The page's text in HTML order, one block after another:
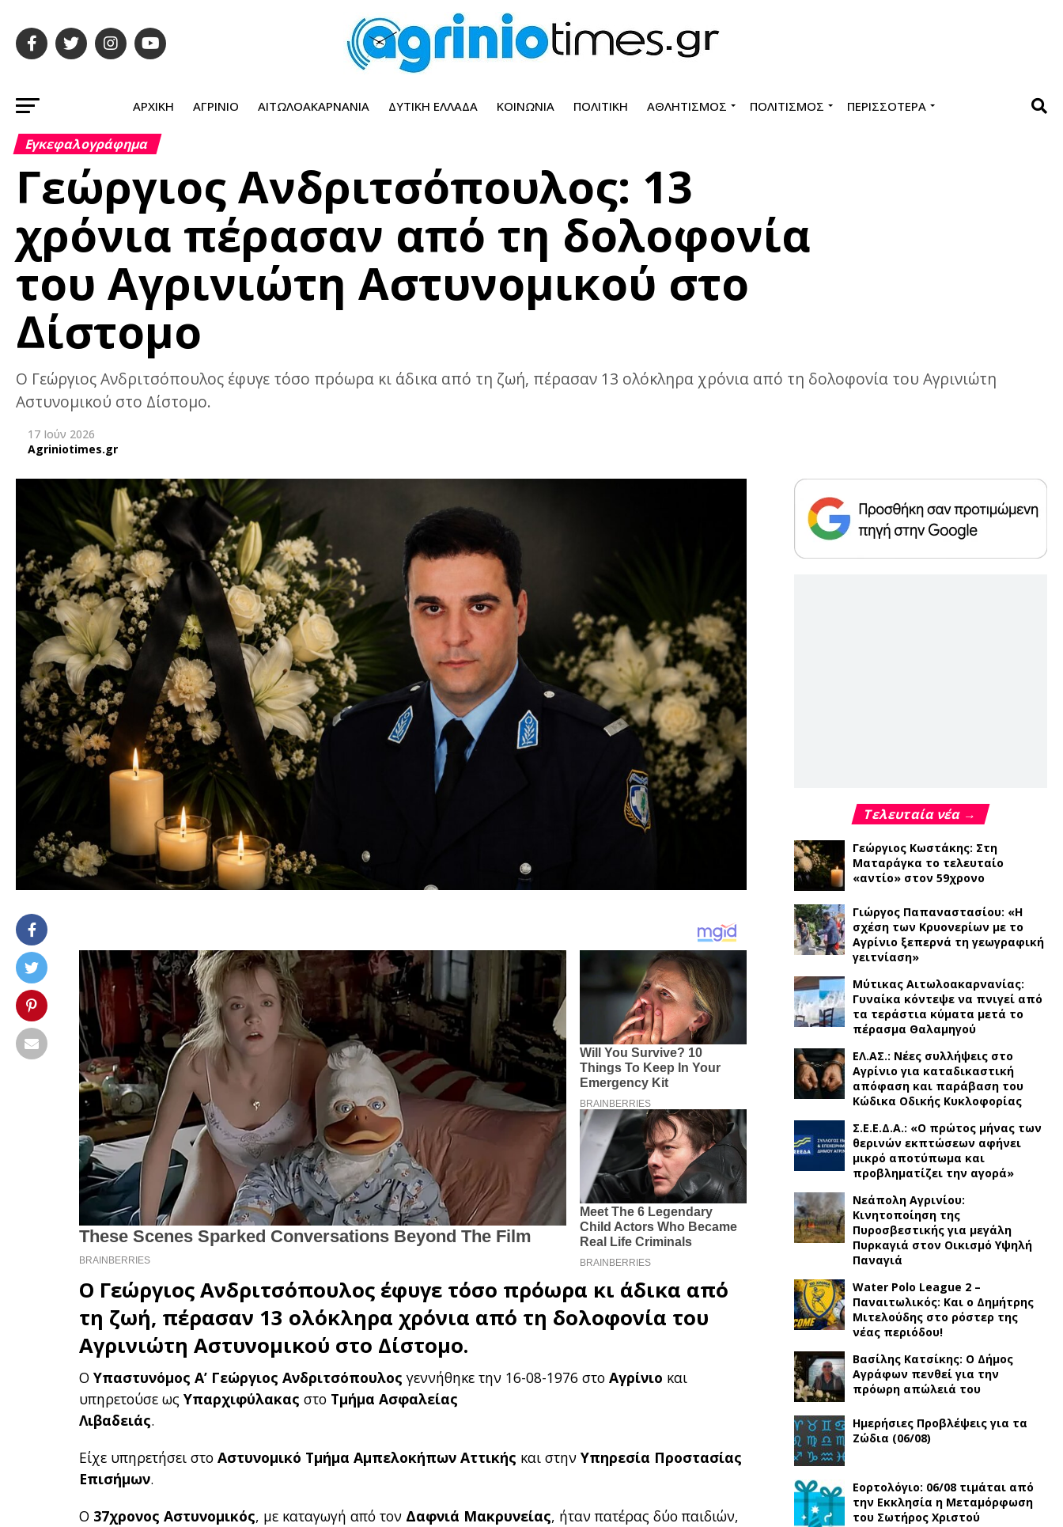
ΑΡΧΙΚΉ ΑΓΡΊΝΙΟ ΑΙΤΩΛΟΑΚΑΡΝΑΝΊΑ ΔΥΤΙΚΉ ΕΛΛΆΔΑ ΚΟΙΝΩΝΊΑ ΠΟΛΙΤΙΚΉ ΑΘΛΗΤΙΣΜΌΣ ΠΟΛΙΤΙΣΜΌΣ ΠΕΡΙΣΣΌΤΕΡΑ
Εγκεφαλογράφημα
Γεώργιος Ανδριτσόπουλος: 13
χρόνια πέρασαν από τη δολοφονία
του Αγρινιώτη Αστυνομικού στο
Δίστομο
Ο Γεώργιος Ανδριτσόπουλος έφυγε τόσο πρόωρα κι άδικα από τη ζωή, πέρασαν 13 ολόκληρα χρόνια από τη δολοφονία του Αγρινιώτη
Αστυνομικού στο Δίστομο.
17 Ιούν 2026
Agriniotimes.gr
Ο Γεώργιος Ανδριτσόπουλος έφυγε τόσο πρόωρα κι άδικα από
τη ζωή, πέρασαν 13 ολόκληρα χρόνια από τη δολοφονία του
ΑγρινιώτηΑστυνομικού στο Δίστομο.
ΟΥπαστυνόμος Α’ Γεώργιος Ανδριτσόπουλος γεννήθηκε την 16-08-1976 στοΑγρίνιο και
υπηρετούσε ωςΥπαρχιφύλακας στο Τμήμα Ασφαλείας
Λιβαδειάς.
Είχε υπηρετήσει στοΑστυνομικό Τμήμα Αμπελοκήπων Αττικής και στηνΥπηρεσία Προστασίας
Επισήμων.
Ο 37χρονος Αστυνομικός, με καταγωγή από τον Δαφνιά Μακρυνείας, ήταν πατέρας δύο παιδιών,
Τελευταία νέα →
Γεώργιος Κωστάκης: Στη
Ματαράγκα το τελευταίο
«αντίο» στον 59χρονο
Γιώργος Παπαναστασίου: «Η
σχέση των Κρυονερίων με το
Αγρίνιο ξεπερνά τη γεωγραφική
γειτνίαση»
Μύτικας Αιτωλοακαρνανίας:
Γυναίκα κόντεψε να πνιγεί από
τα τεράστια κύματα μετά το
πέρασμα Θαλαμηγού
ΕΛ.ΑΣ.: Νέες συλλήψεις στο
Αγρίνιο για καταδικαστική
απόφαση και παράβαση του
Κώδικα Οδικής Κυκλοφορίας
Σ.Ε.Ε.Δ.Α.: «Ο πρώτος μήνας των
θερινών εκπτώσεων αφήνει
μικρό αποτύπωμα και
προβληματίζει την αγορά»
Νεάπολη Αγρινίου:
Κινητοποίηση της
Πυροσβεστικής για μεγάλη
Πυρκαγιά στον Οικισμό Υψηλή
Παναγιά
Water Polo League 2 –
Παναιτωλικός: Και ο Δημήτρης
Μιτελούδης στο ρόστερ της
νέας περιόδου!
Βασίλης Κατσίκης: Ο Δήμος
Αγράφων πενθεί για την
πρόωρη απώλειά του
Ημερήσιες Προβλέψεις για τα
Ζώδια (06/08)
Εορτολόγιο: 06/08 τιμάται από
την Εκκλησία η Μεταμόρφωση
του Σωτήρος Χριστού